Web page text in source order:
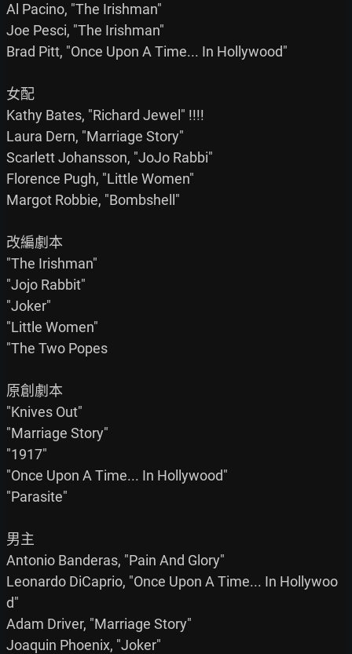
Al Pacino, "The Irishman"
Joe Pesci, "The Irishman"
Brad Pitt, "Once Upon A Time... In Hollywood"
女配
Kathy Bates, "Richard Jewel" !!!!
Laura Dern, "Marriage Story"
Scarlett Johansson, "JoJo Rabbi"
Florence Pugh, "Little Women"
Margot Robbie, "Bombshell"
改編劇本
"The Irishman"
"Jojo Rabbit"
"Joker"
"Little Women"
"The Two Popes
原創劇本
"Knives Out"
"Marriage Story"
"1917"
"Once Upon A Time... In Hollywood"
"Parasite"
男主
Antonio Banderas, "Pain And Glory"
Leonardo DiCaprio, "Once Upon A Time... In Hollywoo
d"
Adam Driver, "Marriage Story"
Joaquin Phoenix, "Joker"